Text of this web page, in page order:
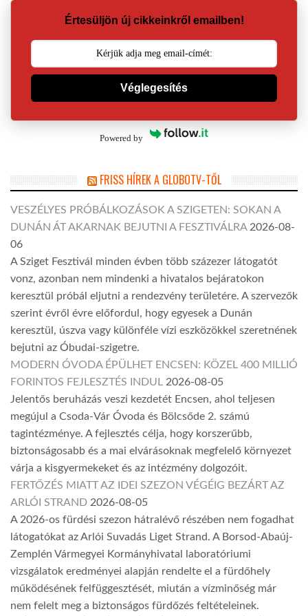
Értesüljön új cikkeinkről emailben!
Véglegesítés
Powered by
FRISS HÍREK A GLOBOTV-TŐL
VESZÉLYES PRÓBÁLKOZÁSOK A SZIGETEN: SOKAN A
DUNÁN ÁT AKARNAK BEJUTNI A FESZTIVÁLRA 2026-08-
06
A Sziget Fesztivál minden évben több százezer látogatót
vonz, azonban nem mindenki a hivatalos bejáratokon
keresztül próbál eljutni a rendezvény területére. A szervezők
szerint évről évre előfordul, hogy egyesek a Dunán
keresztül, úszva vagy különféle vízi eszközökkel szeretnének
bejutni az Óbudai-szigetre.
MODERN ÓVODA ÉPÜLHET ENCSEN: KÖZEL 400 MILLIÓ
FORINTOS FEJLESZTÉS INDUL 2026-08-05
Jelentős beruházás veszi kezdetét Encsen, ahol teljesen
megújul a Csoda-Vár Óvoda és Bölcsőde 2. számú
tagintézménye. A fejlesztés célja, hogy korszerűbb,
biztonságosabb és a mai elvárásoknak megfelelő környezet
várja a kisgyermekeket és az intézmény dolgozóit.
FERTŐZÉS MIATT AZ IDEI SZEZON VÉGÉIG BEZÁRT AZ
ARLÓI STRAND 2026-08-05
A 2026-os fürdési szezon hátralévő részében nem fogadhat
látogatókat az Arlói Suvadás Liget Strand. A Borsod-Abaúj-
Zemplén Vármegyei Kormányhivatal laboratóriumi
vizsgálatok eredményei alapján rendelte el a fürdőhely
működésének felfüggesztését, miután a vízminőség már
nem felelt meg a biztonságos fürdőzés feltételeinek.